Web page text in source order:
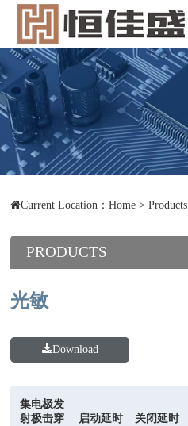
Current Location：Home >Products
PRODUCTS
光敏
Download
集电极发
射极击穿
启动延时 关闭延时